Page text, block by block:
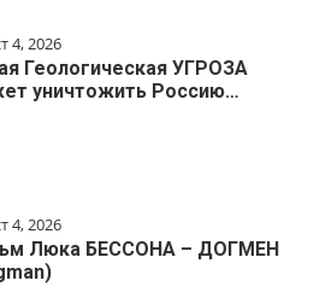
4, 2026
Геологическая УГРОЗА
уничтожить Россию…
4, 2026
Люка БЕССОНА – ДОГМЕН